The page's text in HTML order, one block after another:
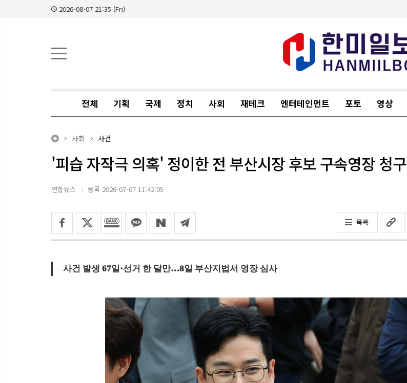
2026-08-07 21:35 (Fri)
전체 기획 국제 정치 사회 재테크 엔터테인먼트 포토 영상
사회 사건
'피습 자작극 의혹' 정이한 전 부산시장 후보 구속영장 청구
연합뉴스 등록 2026-07-07 11:42:05
목록
사건 발생 67일·선거 한 달만…8일 부산지법서 영장 심사